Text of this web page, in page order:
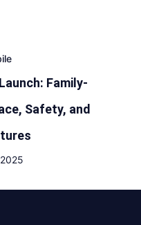
Family-
Safety, and